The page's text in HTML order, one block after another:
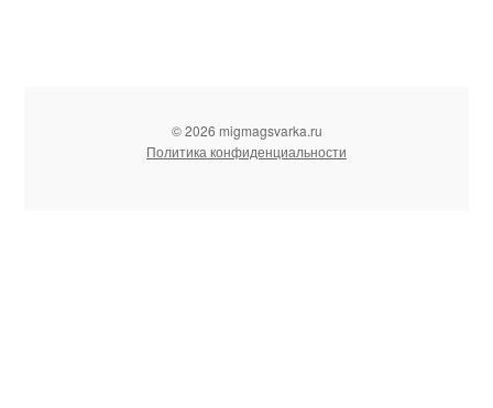
© 2026 migmagsvarka.ru
Политика конфиденциальности